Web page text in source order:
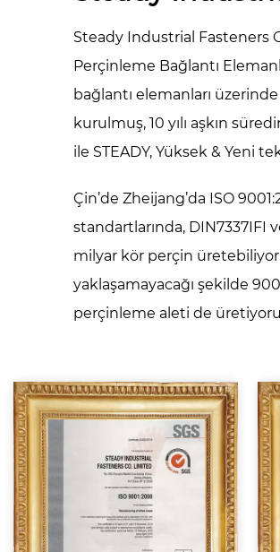
Steady Industrial Fasteners
Perçinleme Bağlantı
bağlantı elemanları
kurulmuş, 10 yılı aşkın
ile STEADY, Yüksek & Yeni
Çin’de Zheijang’da ISO
standartlarında, DIN7337IFI
milyar kör perçin
yaklaşamayacağı şekilde
perçinleme aleti de